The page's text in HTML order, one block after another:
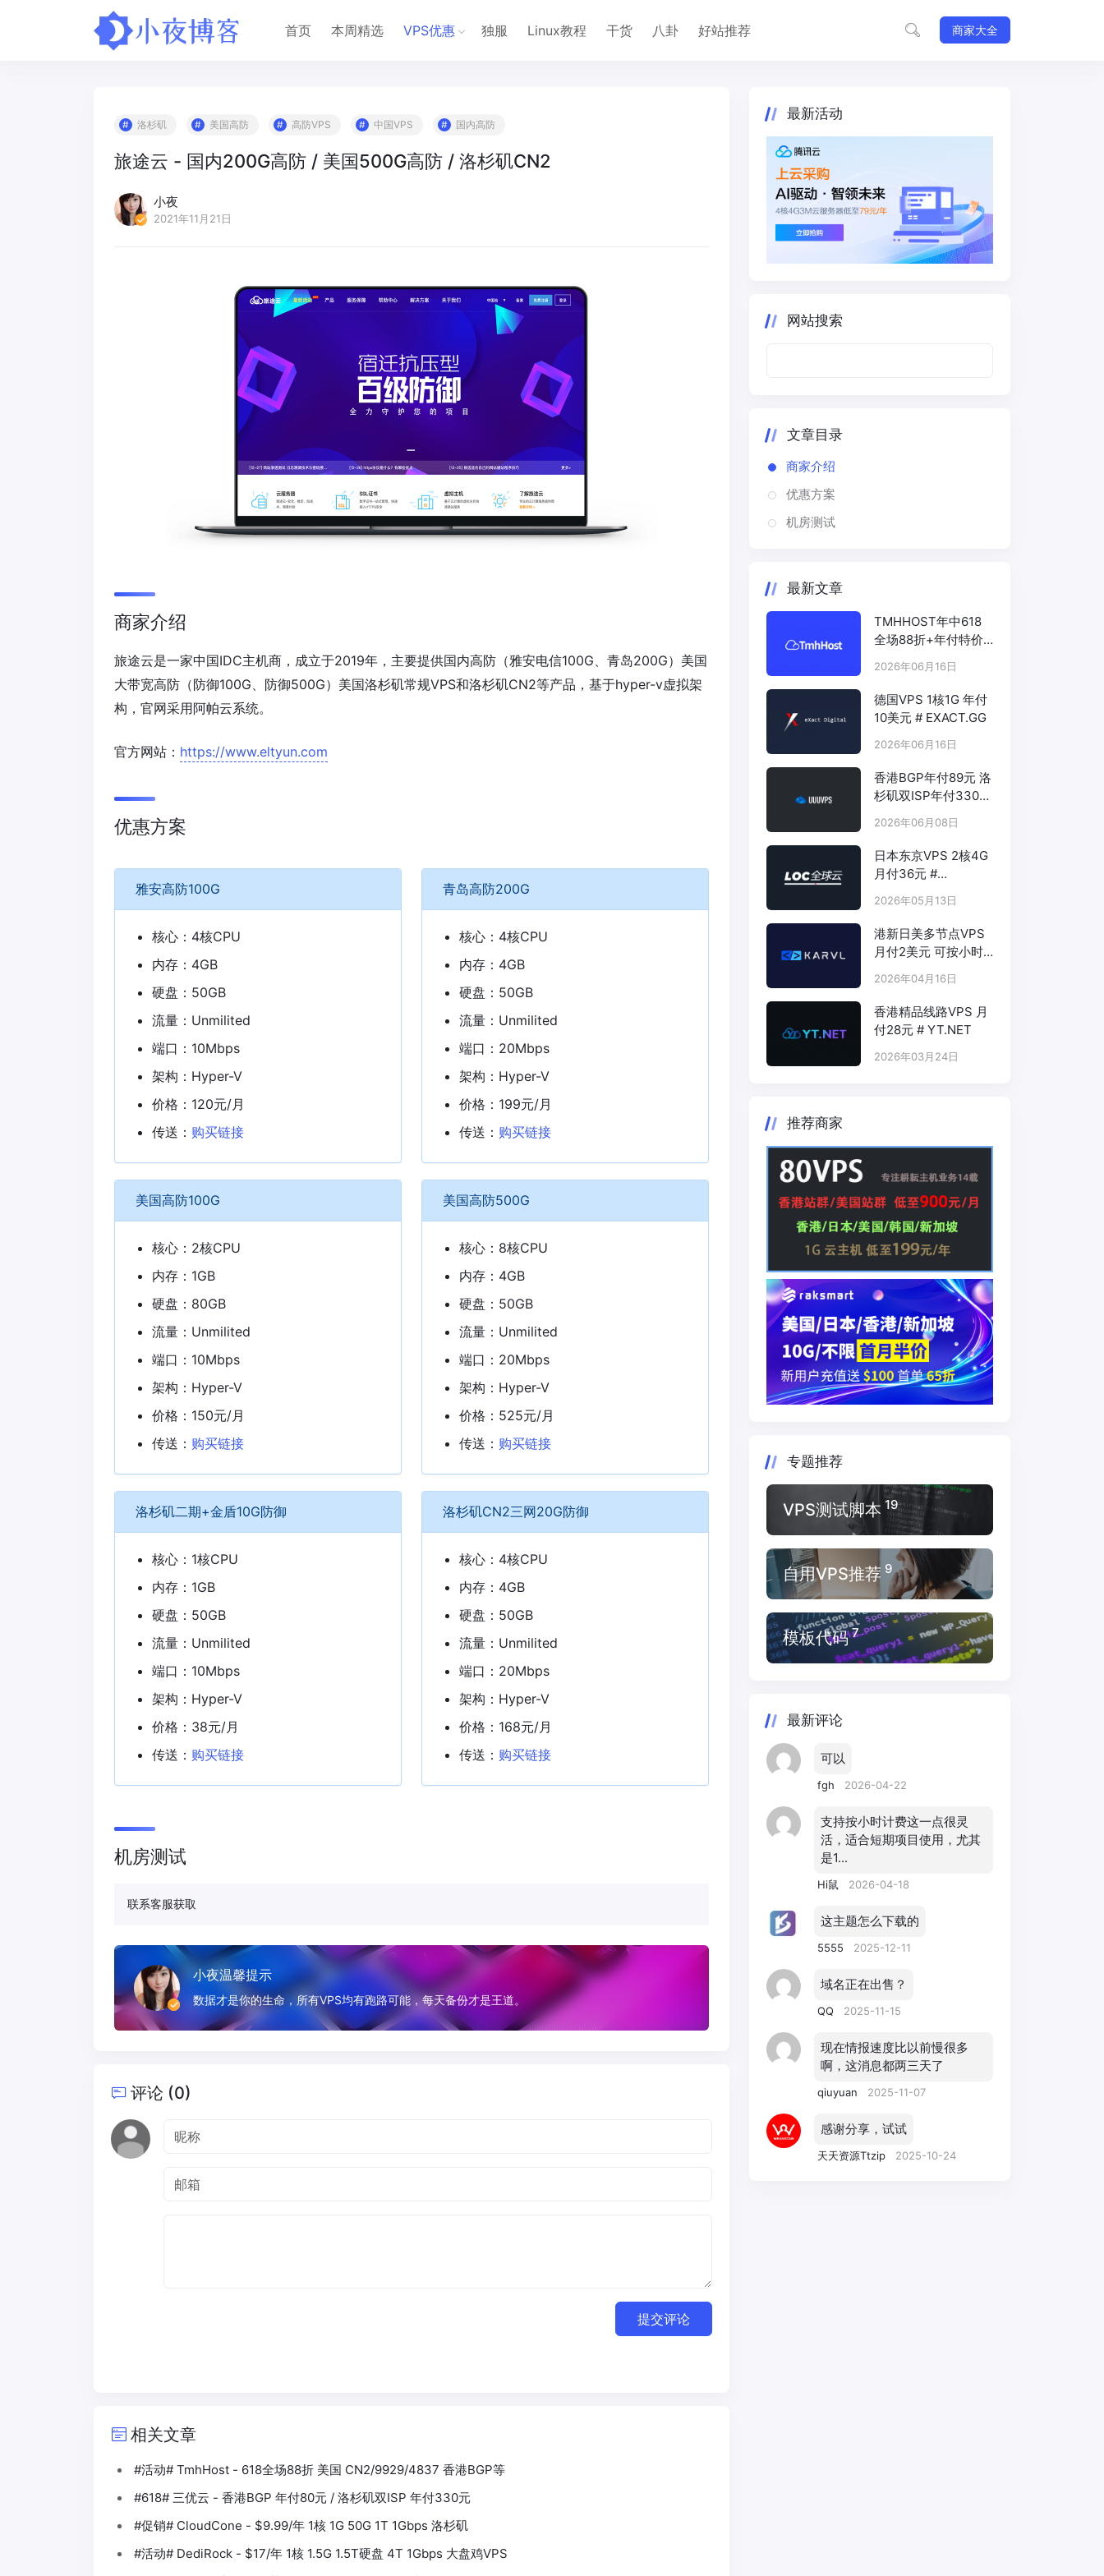
首页 本周精选 VPS优惠 独服 Linux教程 干货 八卦 好站推荐 商家大全
洛杉矶 美国高防 高防VPS 中国VPS 国内高防
旅途云 - 国内200G高防 / 美国500G高防 / 洛杉矶CN2
小夜
2021年11月21日
商家介绍
旅途云是一家中国IDC主机商，成立于2019年，主要提供国内高防（雅安电信100G、青岛200G）美国
大带宽高防（防御100G、防御500G）美国洛杉矶常规VPS和洛杉矶CN2等产品，基于hyper-v虚拟架
构，官网采用阿帕云系统。
官方网站： https://www.eltyun.com
优惠方案
雅安高防100G
核心：4核CPU
内存：4GB
硬盘：50GB
流量：Unmilited
端口：10Mbps
架构：Hyper-V
价格：120元/月
传送： 购买链接
青岛高防200G
核心：4核CPU
内存：4GB
硬盘：50GB
流量：Unmilited
端口：20Mbps
架构：Hyper-V
价格：199元/月
传送： 购买链接
美国高防100G
核心：2核CPU
内存：1GB
硬盘：80GB
流量：Unmilited
端口：10Mbps
架构：Hyper-V
价格：150元/月
传送： 购买链接
美国高防500G
核心：8核CPU
内存：4GB
硬盘：50GB
流量：Unmilited
端口：20Mbps
架构：Hyper-V
价格：525元/月
传送： 购买链接
洛杉矶二期+金盾10G防御
核心：1核CPU
内存：1GB
硬盘：50GB
流量：Unmilited
端口：10Mbps
架构：Hyper-V
价格：38元/月
传送： 购买链接
洛杉矶CN2三网20G防御
核心：4核CPU
内存：4GB
硬盘：50GB
流量：Unmilited
端口：20Mbps
架构：Hyper-V
价格：168元/月
传送： 购买链接
机房测试
联系客服获取
小夜温馨提示
数据才是你的生命，所有VPS均有跑路可能，每天备份才是王道。
评论 (0)
提交评论
相关文章
#活动# TmhHost - 618全场88折 美国 CN2/9929/4837 香港BGP等
#618# 三优云 - 香港BGP 年付80元 / 洛杉矶双ISP 年付330元
#促销# CloudCone - $9.99/年 1核 1G 50G 1T 1Gbps 洛杉矶
#活动# DediRock - $17/年 1核 1.5G 1.5T硬盘 4T 1Gbps 大盘鸡VPS
最新活动
网站搜索
文章目录
商家介绍
优惠方案
机房测试
最新文章
TMHHOST年中618
全场88折+年付特价
2026年06月16日
德国VPS 1核1G 年付
10美元 # EXACT.GG
2026年06月16日
香港BGP年付89元 洛
杉矶双ISP年付330元
2026年06月08日
日本东京VPS 2核4G
月付36元 #
2026年05月13日
港新日美多节点VPS
月付2美元 可按小时
2026年04月16日
香港精品线路VPS 月
付28元 # YT.NET
2026年03月24日
推荐商家
专题推荐
VPS测试脚本 19
自用VPS推荐 9
模板代码 7
最新评论
可以
fgh 2026-04-22
支持按小时计费这一点很灵
活，适合短期项目使用，尤其
是1...
Hi鼠 2026-04-18
这主题怎么下载的
5555 2025-12-11
域名正在出售？
QQ 2025-11-15
现在情报速度比以前慢很多
啊，这消息都两三天了
qiuyuan 2025-11-07
感谢分享，试试
天天资源Ttzip 2025-10-24